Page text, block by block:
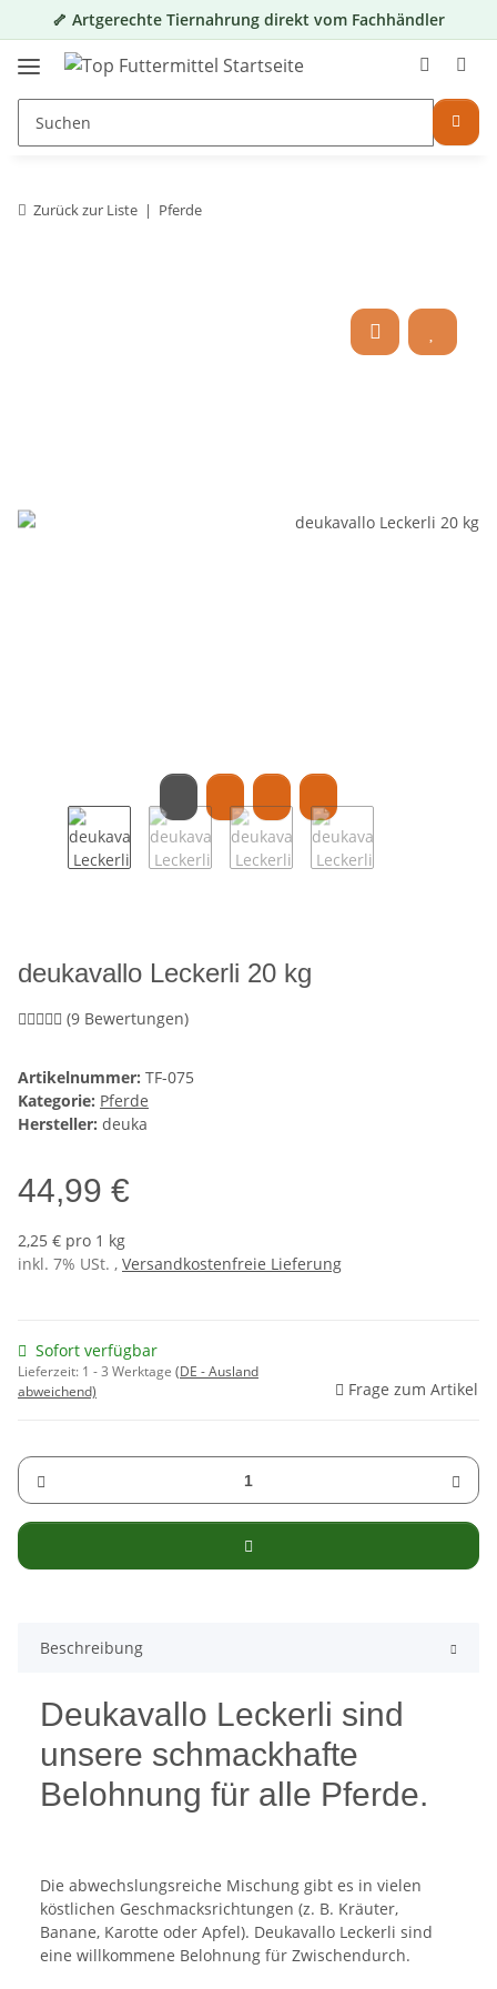
🦴 Artgerechte Tiernahrung direkt vom Fachhändler
Zurück zur Liste Pferde
deukavallo Leckerli 20 kg
(9 Bewertungen)
Artikelnummer: TF-075
Kategorie: Pferde
Hersteller: deuka
44,99 €
2,25 € pro 1 kg
inkl. 7% USt. , Versandkostenfreie Lieferung
Sofort verfügbar
Lieferzeit: 1 - 3 Werktage (DE - Ausland
abweichend)
Frage zum Artikel
Beschreibung
Deukavallo Leckerli sind
unsere schmackhafte
Belohnung für alle Pferde.
Die abwechslungsreiche Mischung gibt es in vielen
köstlichen Geschmacksrichtungen (z. B. Kräuter,
Banane, Karotte oder Apfel). Deukavallo Leckerli sind
eine willkommene Belohnung für Zwischendurch.